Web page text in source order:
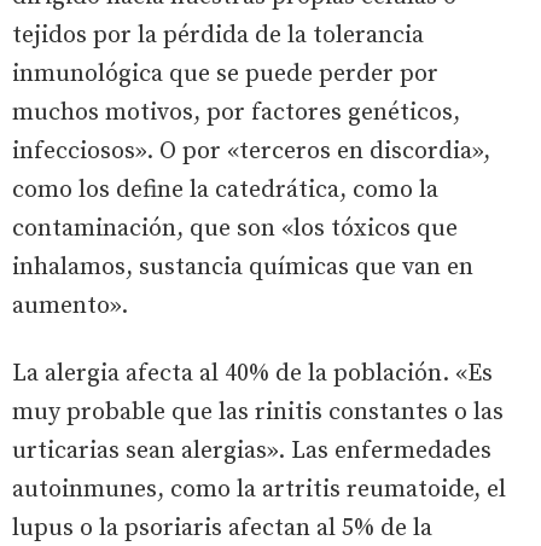
tejidos por la pérdida de la tolerancia
inmunológica que se puede perder por
muchos motivos, por factores genéticos,
infecciosos». O por «terceros en discordia»,
como los define la catedrática, como la
contaminación, que son «los tóxicos que
inhalamos, sustancia químicas que van en
aumento».
La alergia afecta al 40% de la población. «Es
muy probable que las rinitis constantes o las
urticarias sean alergias». Las enfermedades
autoinmunes, como la artritis reumatoide, el
lupus o la psoriaris afectan al 5% de la